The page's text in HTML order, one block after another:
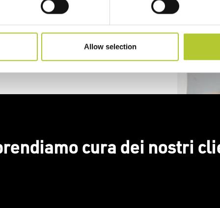
Allow selection
cura dei nostri